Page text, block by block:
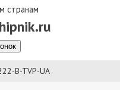
странам
B-TVP-UA